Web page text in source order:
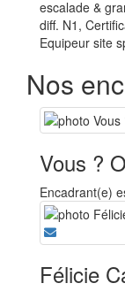
escalade &
diff. N1,
Equipeur site
Nos
Vous ?
Encadrant(e)
Félicie